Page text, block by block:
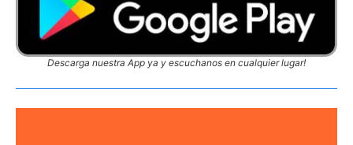
Descarga nuestra App ya y escuchanos en cualquier lugar!